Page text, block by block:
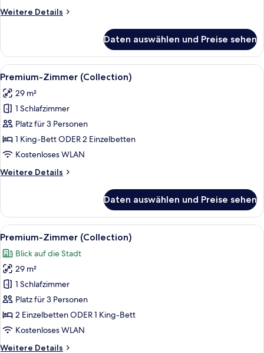
Weitere Details
Weitere
Suite
(Lounge
Access)
Daten auswählen und Preise sehen
Alle
Fotos
für
Premium-
Zimmer
(Collection)
anzeigen
Ein Hotelzimmer mit Bett, Sofa,
10
Premium-Zimmer (Collection)
29 m²
1 Schlafzimmer
Platz für 3 Personen
1 King-Bett ODER 2 Einzelbetten
Kostenloses WLAN
Weitere Details
Weitere
Zimmer
(Collection)
Daten auswählen und Preise sehen
Alle
Fotos
für
Premium-
Zimmer
(Collection)
anzeigen
Ein Hotelzimmer mit einem großen
11
Premium-Zimmer (Collection)
Blick auf die Stadt
29 m²
1 Schlafzimmer
Platz für 3 Personen
2 Einzelbetten ODER 1 King-Bett
Kostenloses WLAN
Weitere Details
Weitere